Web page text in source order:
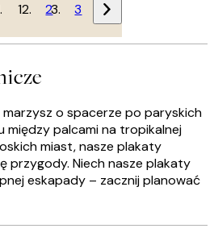
1 2 3
o spacerze po paryskich
między palcami na tropikalnej
miast, nasze plakaty
przygody. Niech nasze plakaty
eskapady – zacznij planować